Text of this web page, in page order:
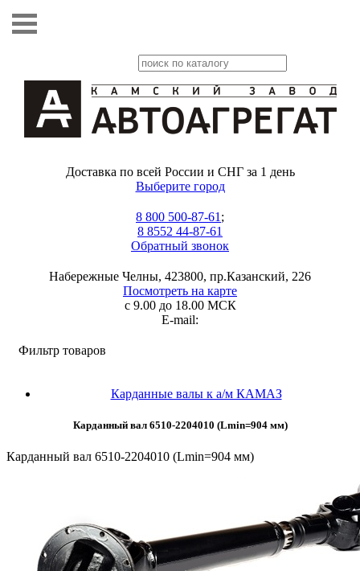
Доставка по всей России и СНГ за 1 день
Выберите город
8 800 500-87-61 ;
8 8552 44-87-61
Обратный звонок
Набережные Челны, 423800, пр.Казанский, 226
Посмотреть на карте
с 9.00 до 18.00 МСК
E-mail:
Фильтр товаров
Карданные валы к а/м КАМАЗ
Карданный вал 6510-2204010 (Lmin=904 мм)
Карданный вал 6510-2204010 (Lmin=904 мм)